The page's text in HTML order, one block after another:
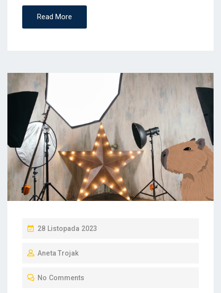
Read More
P
S
28 Listopada 2023
Aneta Trojak
No Comments